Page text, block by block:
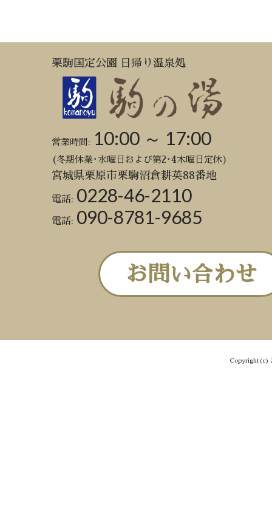
栗駒国定公園 日帰り温泉処
営業時間: 10:00 ～ 17:00
(冬期休業･水曜日および第2･4木曜日定休)
宮城県栗原市栗駒沼倉耕英88番地
電話: 0228-46-2110
電話: 090-8781-9685
お問い合わせ
Copyright(c)